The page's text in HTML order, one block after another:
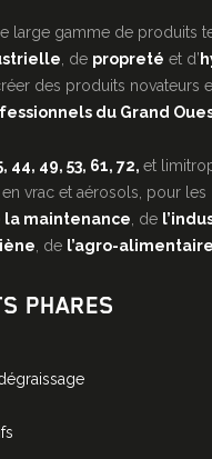
large gamme de produits
, de propreté et d’
des produits novateurs
du Grand
44, 49, 53, 61, 72, et
vrac et aérosols, pour les
la maintenance , de
, de l’agro-alimentaire
PHARES